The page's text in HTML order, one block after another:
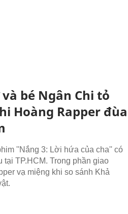
bé Ngân Chi tỏ
Hoàng Rapper đùa
''Nắng 3: Lời hứa của cha'' có
tại TP.HCM. Trong phần giao
vạ miệng khi so sánh Khả